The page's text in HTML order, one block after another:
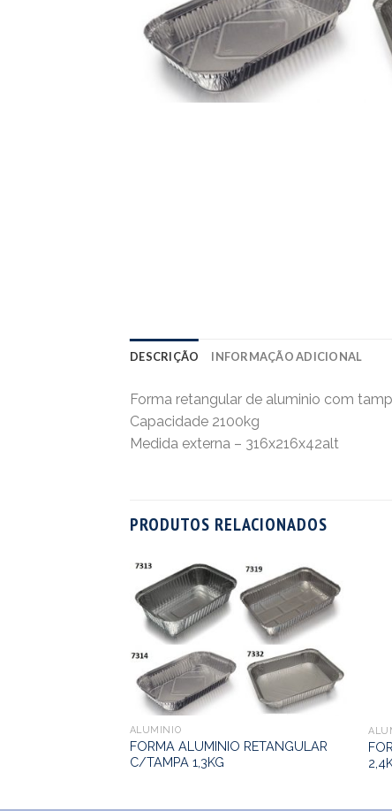
DESCRIÇÃO INFORMAÇÃO ADICIONAL
Forma retangular de aluminio com
Capacidade 2100kg
Medida externa – 316x216x42alt
PRODUTOS RELACIONADOS
ALUMINIO
FORMA ALUMINIO RETANGULAR
C/TAMPA 1,3KG